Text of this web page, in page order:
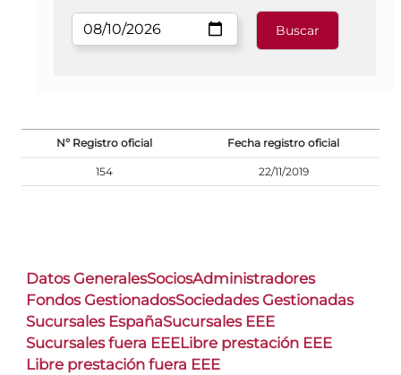
Nº Registro oficial Fecha registro oficial
154 22/11/2019
Datos GeneralesSociosAdministradores
Fondos GestionadosSociedades Gestionadas
Sucursales EspañaSucursales EEE
Sucursales fuera EEELibre prestación EEE
Libre prestación fuera EEE